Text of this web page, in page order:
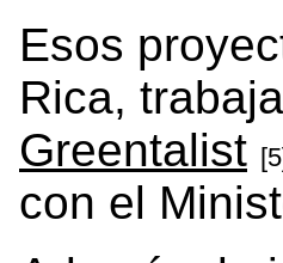
Esos
Rica,
Greentalist
con el